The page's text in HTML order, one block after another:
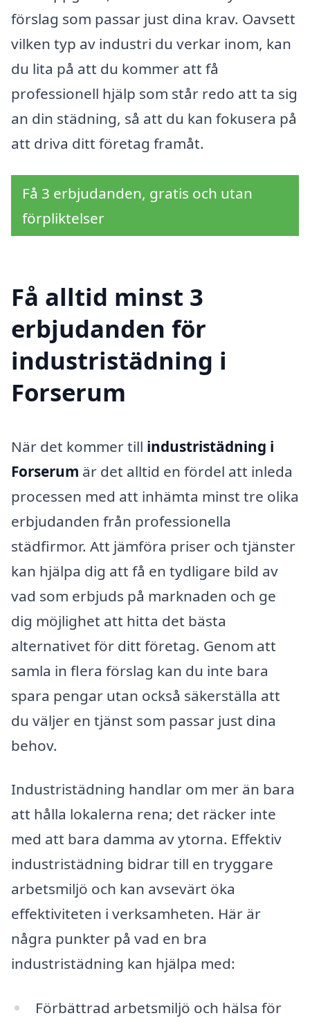
förslag som passar just dina krav. Oavsett
vilken typ av industri du verkar inom, kan
du lita på att du kommer att få
professionell hjälp som står redo att ta sig
an din städning, så att du kan fokusera på
att driva ditt företag framåt.
Få 3 erbjudanden, gratis och utan
förpliktelser
Få alltid minst 3
erbjudanden för
industristädning i
Forserum
När det kommer till industristädning i
Forserum är det alltid en fördel att inleda
processen med att inhämta minst tre olika
erbjudanden från professionella
städfirmor. Att jämföra priser och tjänster
kan hjälpa dig att få en tydligare bild av
vad som erbjuds på marknaden och ge
dig möjlighet att hitta det bästa
alternativet för ditt företag. Genom att
samla in flera förslag kan du inte bara
spara pengar utan också säkerställa att
du väljer en tjänst som passar just dina
behov.
Industristädning handlar om mer än bara
att hålla lokalerna rena; det räcker inte
med att bara damma av ytorna. Effektiv
industristädning bidrar till en tryggare
arbetsmiljö och kan avsevärt öka
effektiviteten i verksamheten. Här är
några punkter på vad en bra
industristädning kan hjälpa med:
Förbättrad arbetsmiljö och hälsa för